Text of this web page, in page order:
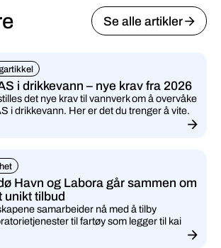
Se alle artikler
i drikkevann – nye krav fra 2026
det nye krav til vannverk om å overvåke
i drikkevann. Her er det du trenger å vite.
Havn og Labora går sammen om
unikt tilbud
samarbeider nå med å tilby
til fartøy som legger til kai